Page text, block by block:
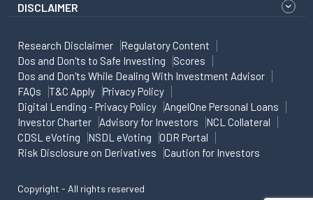
DISCLAIMER
Research Disclaimer
Regulatory Content
Dos and Don'ts to Safe Investing
Scores
Dos and Don'ts While Dealing With Investment Advisor
FAQs
T&C Apply
Privacy Policy
Digital Lending - Privacy Policy
AngelOne Personal Loans
Investor Charter
Advisory for Investors
NCL Collateral
CDSL eVoting
NSDL eVoting
ODR Portal
Risk Disclosure on Derivatives
Caution for Investors
Copyright - All rights reserved